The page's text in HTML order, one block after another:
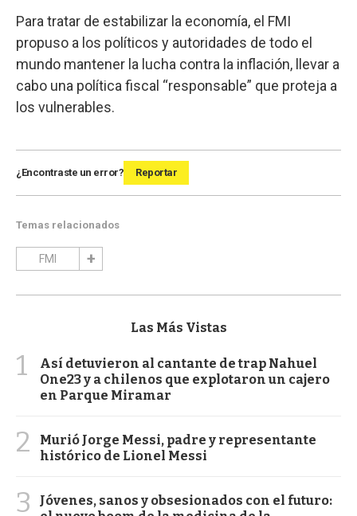
Para tratar de estabilizar la economía, el FMI
propuso a los políticos y autoridades de todo el
mundo mantener la lucha contra la inflación, llevar a
cabo una política fiscal “responsable” que proteja a
los vulnerables.
¿Encontraste un error? Reportar
Temas relacionados
FMI
Las Más Vistas
1
Así detuvieron al cantante de trap Nahuel
One23 y a chilenos que explotaron un cajero
en Parque Miramar
2
Murió Jorge Messi, padre y representante
histórico de Lionel Messi
3
Jóvenes, sanos y obsesionados con el futuro: